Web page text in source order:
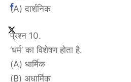
(A) दार्शनिक
प्रश्न 10.
‘धर्म’ का विशेषण होता है.
(A) धार्मिक
(B) अधार्मिक